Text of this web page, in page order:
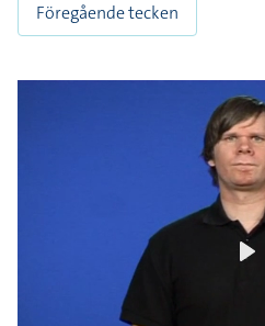
Föregående tecken